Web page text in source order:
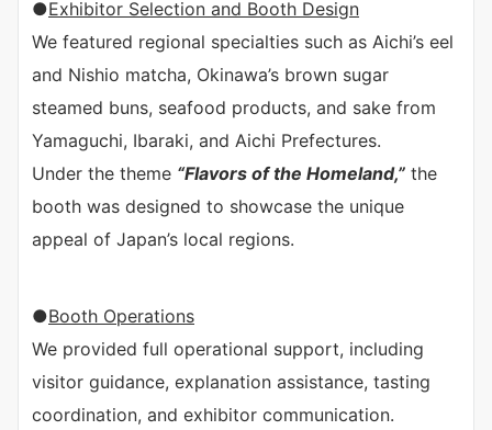
●Exhibitor Selection and Booth Design
We featured regional specialties such as Aichi’s eel
and Nishio matcha, Okinawa’s brown sugar
steamed buns, seafood products, and sake from
Yamaguchi, Ibaraki, and Aichi Prefectures.
Under the theme “Flavors of the Homeland,” the
booth was designed to showcase the unique
appeal of Japan’s local regions.
●Booth Operations
We provided full operational support, including
visitor guidance, explanation assistance, tasting
coordination, and exhibitor communication.